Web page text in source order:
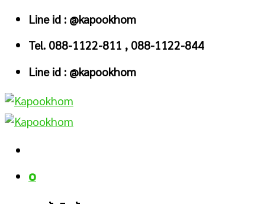
Skip
content
Line id : @kapookhom
Tel. 088-1122-811 , 088-1122-844
Line id : @kapookhom
0